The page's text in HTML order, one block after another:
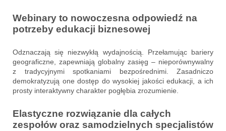
Webinary to nowoczesna odpowiedź na
potrzeby edukacji biznesowej
Odznaczają się niezwykłą wydajnością. Przełamując bariery
geograficzne, zapewniają globalny zasięg – nieporównywalny
z tradycyjnymi spotkaniami bezpośrednimi. Zasadniczo
demokratyzują one dostęp do wysokiej jakości edukacji, a ich
prosty interaktywny charakter pogłębia zrozumienie.
Elastyczne rozwiązanie dla całych
zespołów oraz samodzielnych specjalistów